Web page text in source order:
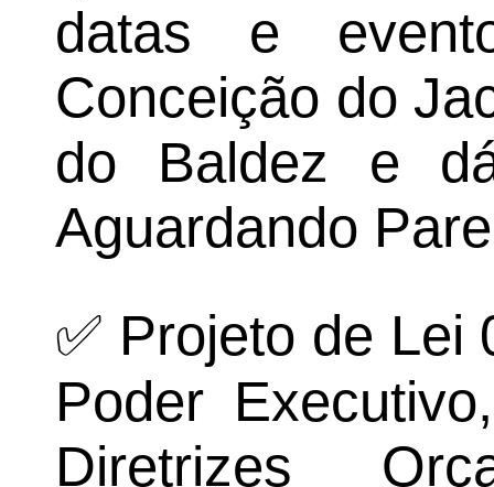
datas e
Conceição do
do Baldez e
Aguardando
✅ Projeto de Lei
Poder
Diretrizes